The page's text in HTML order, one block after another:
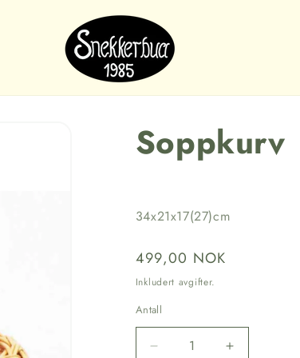
Soppkurv
34x21x17(27)cm
Vanlig
pris
499,00 NOK
Inkludert avgifter.
Antall
Øk